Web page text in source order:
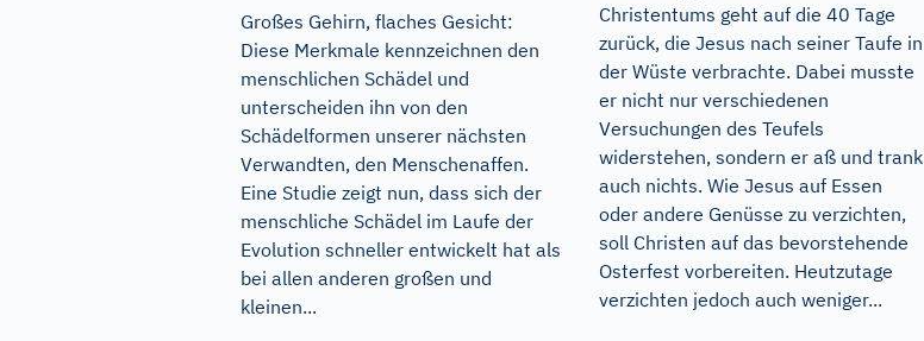
Großes Gehirn, flaches Gesicht:
Diese Merkmale kennzeichnen den
menschlichen Schädel und
unterscheiden ihn von den
Schädelformen unserer nächsten
Verwandten, den Menschenaffen.
Eine Studie zeigt nun, dass sich der
menschliche Schädel im Laufe der
Evolution schneller entwickelt hat als
bei allen anderen großen und
kleinen...
Christentums geht auf die 40 Tage
zurück, die Jesus nach seiner Taufe in
der Wüste verbrachte. Dabei musste
er nicht nur verschiedenen
Versuchungen des Teufels
widerstehen, sondern er aß und trank
auch nichts. Wie Jesus auf Essen
oder andere Genüsse zu verzichten,
soll Christen auf das bevorstehende
Osterfest vorbereiten. Heutzutage
verzichten jedoch auch weniger...